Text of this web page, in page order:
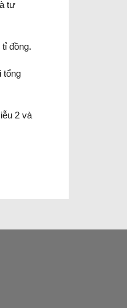
tư
đồng.
tổng
2 và